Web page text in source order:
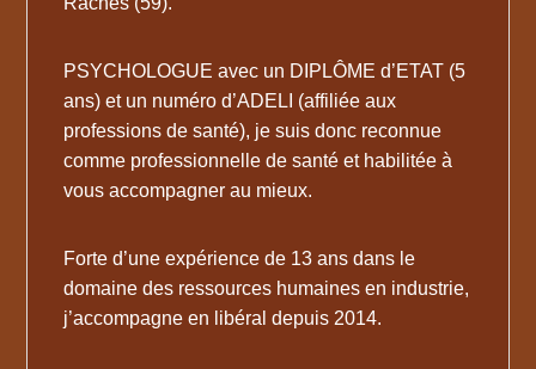
PSYCHOLOGUE avec un DIPLÔME d’ETAT (5
ans) et un numéro d’ADELI (affiliée aux
professions de santé), je suis donc reconnue
comme professionnelle de santé et habilitée à
vous accompagner au mieux.
Forte d’une expérience de 13 ans dans le
domaine des ressources humaines en industrie,
j’accompagne en libéral depuis 2014.